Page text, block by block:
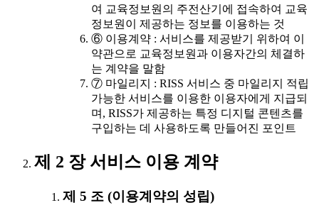
여 교육정보원의 주전산기에 접속하여 교육
정보원이 제공하는 정보를 이용하는 것
⑥ 이용계약 : 서비스를 제공받기 위하여 이
약관으로 교육정보원과 이용자간의 체결하
는 계약을 말함
⑦ 마일리지 : RISS 서비스 중 마일리지 적립
가능한 서비스를 이용한 이용자에게 지급되
며, RISS가 제공하는 특정 디지털 콘텐츠를
구입하는 데 사용하도록 만들어진 포인트
제 2 장 서비스 이용 계약
제 5 조 (이용계약의 성립)